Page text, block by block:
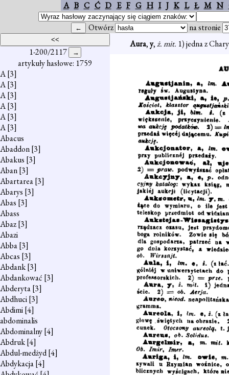
A B C Ć D E F G H I J K L Ł M N
Otwórz na stronie
1-200/2117
artykuły hasłowe: 1759
A[3]
A[3]
A[3]
A[3]
A[3]
A[3]
Abacus
Abaddon[3]
Abakus [3]
Aban[3]
Abartarea[3]
Abarys [3]
Abas [3]
Abass
Abaz[3]
Abazi
Abba[3]
Abcas [3]
Abdank[3]
Abdankować [3]
Abderyta[3]
Abdhuci[3]
Abdimi[4]
abdominalis
Abdominalny[4]
Abdruk[4]
Abdul-medżyd[4]
Abdykacja[4]
Aura,y,ż. mit. 1) jedna z